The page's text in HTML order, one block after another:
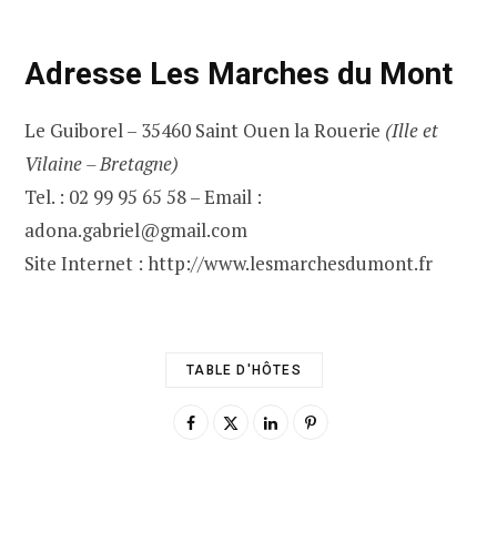
Adresse Les Marches du Mont
Le Guiborel – 35460 Saint Ouen la Rouerie (Ille et
Vilaine – Bretagne)
Tel. : 02 99 95 65 58 – Email :
adona.gabriel@gmail.com
Site Internet : http://www.lesmarchesdumont.fr
TABLE D'HÔTES